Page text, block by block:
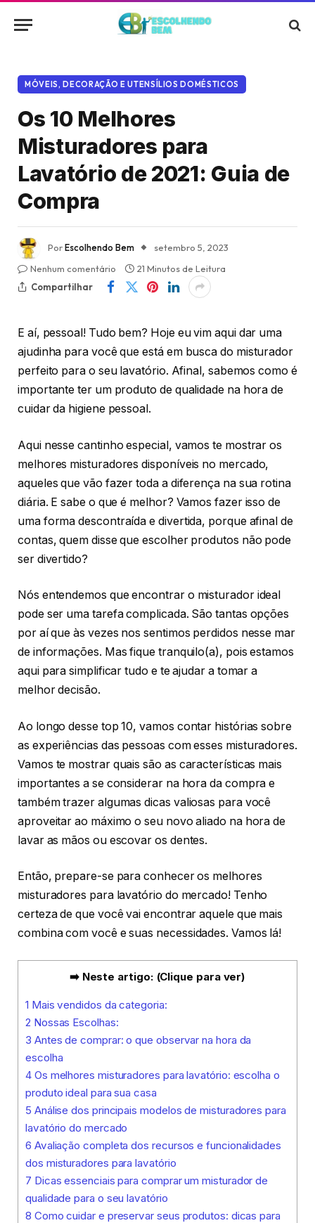
MÓVEIS, DECORAÇÃO E UTENSÍLIOS DOMÉSTICOS
Os 10 Melhores
Misturadores para
Lavatório de 2021: Guia de
Compra
PorEscolhendo Bem
setembro 5, 2023
Nenhum comentário
21 Minutos de Leitura
Compartilhar
E aí, pessoal! Tudo bem? Hoje eu vim aqui dar uma
ajudinha para você que está em busca do misturador
perfeito para o seu lavatório. Afinal, sabemos como é
importante ter um produto de qualidade na hora de
cuidar da higiene pessoal.
Aqui nesse cantinho especial, vamos te mostrar os
melhores misturadores disponíveis no mercado,
aqueles que vão fazer toda a diferença na sua rotina
diária. E sabe o que é melhor? Vamos fazer isso de
uma forma descontraída e divertida, porque afinal de
contas, quem disse que escolher produtos não pode
ser divertido?
Nós entendemos que encontrar o misturador ideal
pode ser uma tarefa complicada. São tantas opções
por aí que às vezes nos sentimos perdidos nesse mar
de informações. Mas fique tranquilo(a), pois estamos
aqui para simplificar tudo e te ajudar a tomar a
melhor decisão.
Ao longo desse top 10, vamos contar histórias sobre
as experiências das pessoas com esses misturadores.
Vamos te mostrar quais são as características mais
importantes a se considerar na hora da compra e
também trazer algumas dicas valiosas para você
aproveitar ao máximo o seu novo aliado na hora de
lavar as mãos ou escovar os dentes.
Então, prepare-se para conhecer os melhores
misturadores para lavatório do mercado! Tenho
certeza de que você vai encontrar aquele que mais
combina com você e suas necessidades. Vamos lá!
➡️ Neste artigo: (Clique para ver)
1 Mais vendidos da categoria:
2 Nossas Escolhas:
3 Antes de comprar: o que observar na hora da
escolha
4Os melhores misturadores para lavatório: escolha o
produto ideal para sua casa
5 Análise dos principais modelos de misturadores para
lavatório do mercado
6 Avaliação completa dos recursos e funcionalidades
dos misturadores para lavatório
7 Dicas essenciais para comprar um misturador de
qualidade para o seu lavatório
8 Como cuidar e preservar seus produtos: dicas para